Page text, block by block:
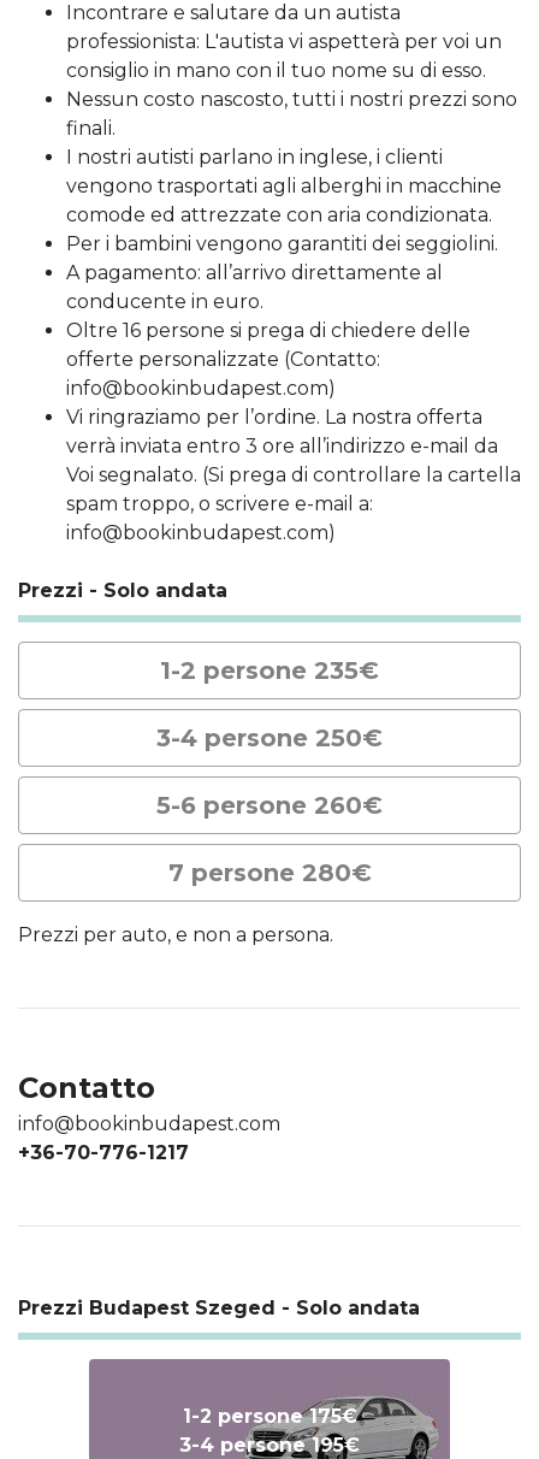
Incontrare e salutare da un autista
professionista: L'autista vi aspetterà per voi un
consiglio in mano con il tuo nome su di esso.
Nessun costo nascosto, tutti i nostri prezzi sono
finali.
I nostri autisti parlano in inglese, i clienti
vengono trasportati agli alberghi in macchine
comode ed attrezzate con aria condizionata.
Per i bambini vengono garantiti dei seggiolini.
A pagamento: all’arrivo direttamente al
conducente in euro.
Oltre 16 persone si prega di chiedere delle
offerte personalizzate (Contatto:
info@bookinbudapest.com)
Vi ringraziamo per l’ordine. La nostra offerta
verrà inviata entro 3 ore all’indirizzo e-mail da
Voi segnalato. (Si prega di controllare la cartella
spam troppo, o scrivere e-mail a:
info@bookinbudapest.com)
Prezzi - Solo andata
1-2 persone 235€
3-4 persone 250€
5-6 persone 260€
7 persone 280€
Prezzi per auto, e non a persona.
Contatto
info@bookinbudapest.com
+36-70-776-1217
Prezzi Budapest Szeged - Solo andata
1-2 persone 175€
3-4 persone 195€